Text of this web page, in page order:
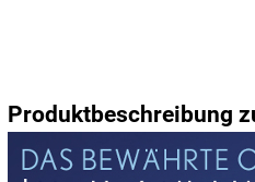
Produktbeschreibung